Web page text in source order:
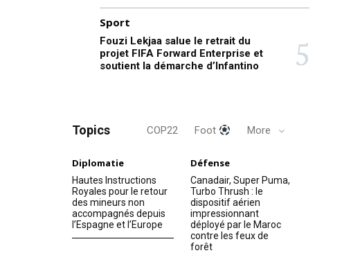
Sport
Fouzi Lekjaa salue le retrait du
projet FIFA Forward Enterprise et
soutient la démarche d’Infantino
Topics COP22 Foot More
Diplomatie
Hautes Instructions
Royales pour le retour
des mineurs non
accompagnés depuis
l’Espagne et l’Europe
Défense
Canadair, Super Puma,
Turbo Thrush : le
dispositif aérien
impressionnant
déployé par le Maroc
contre les feux de
forêt